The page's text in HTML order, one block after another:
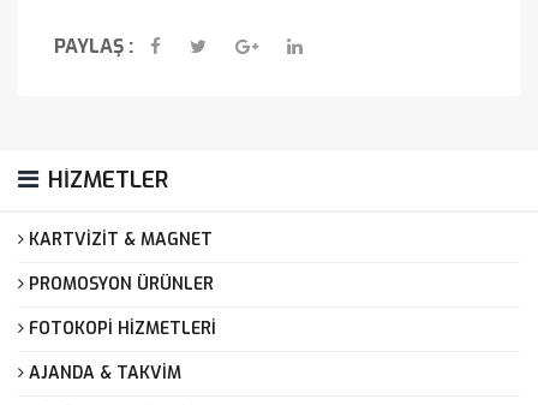
PAYLAŞ :
HİZMETLER
KARTVİZİT & MAGNET
PROMOSYON ÜRÜNLER
FOTOKOPİ HİZMETLERİ
AJANDA & TAKVİM